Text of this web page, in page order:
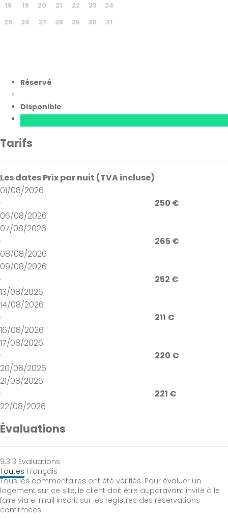
18
19 20 21 22 23
24
25
26 27 28 29 30 31
Réservé
Disponible
Tarifs
Les datesPrix par nuit (TVA incluse)
01/08/2026
·
06/08/2026
250 €
07/08/2026
·
08/08/2026
265 €
09/08/2026
·
13/08/2026
252 €
14/08/2026
·
16/08/2026
211 €
17/08/2026
·
20/08/2026
220 €
21/08/2026
·
22/08/2026
221 €
Évaluations
9.3 3 Évaluations
Toutes Français
Tous les commentaires ont été vérifiés. Pour évaluer un
logement sur ce site, le client doit être auparavant invité à le
faire via e-mail inscrit sur les registres des réservations
confirmées.